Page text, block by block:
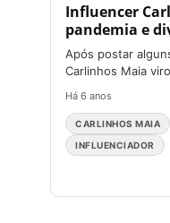
Influencer Carlinhos Maia faz festa durante a
pandemia e
Após postar
Carlinhos Maia
Há 6 anos
CARLINHOS MAIA
INFLUENCIADOR